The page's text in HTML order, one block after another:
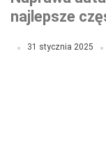
najlepsze
31 stycznia 2025